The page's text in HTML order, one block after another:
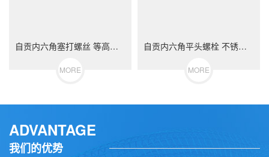
自贡内六角塞打螺丝 等高限位螺栓 不锈钢（304/316）碳钢 合金钢
MORE
自贡内六角平头螺栓 不锈钢（304/316）碳钢 合金钢
MORE
ADVANTAGE
我们的优势